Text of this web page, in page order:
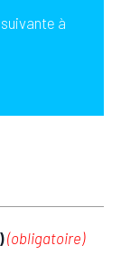
à
(obligatoire)